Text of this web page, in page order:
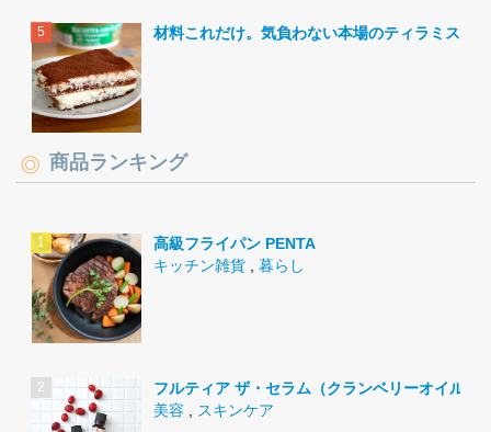
材料これだけ。気負わない本場のティラミス。
商品ランキング
高級フライパン PENTA
キッチン雑貨
暮らし
フルティア ザ・セラム（クランベリーオイル）
美容
スキンケア